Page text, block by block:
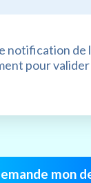
notification de
pour valider
mon